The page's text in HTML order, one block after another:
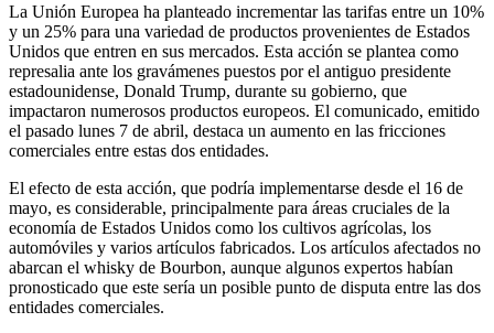
La Unión Europea ha planteado incrementar las tarifas entre un 10%
y un 25% para una variedad de productos provenientes de Estados
Unidos que entren en sus mercados. Esta acción se plantea como
represalia ante los gravámenes puestos por el antiguo presidente
estadounidense, Donald Trump, durante su gobierno, que
impactaron numerosos productos europeos. El comunicado, emitido
el pasado lunes 7 de abril, destaca un aumento en las fricciones
comerciales entre estas dos entidades.
El efecto de esta acción, que podría implementarse desde el 16 de
mayo, es considerable, principalmente para áreas cruciales de la
economía de Estados Unidos como los cultivos agrícolas, los
automóviles y varios artículos fabricados. Los artículos afectados no
abarcan el whisky de Bourbon, aunque algunos expertos habían
pronosticado que este sería un posible punto de disputa entre las dos
entidades comerciales.